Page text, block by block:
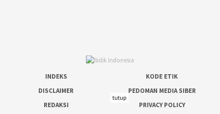
INDEKS
KODE ETIK
DISCLAIMER
PEDOMAN MEDIA SIBER
REDAKSI
PRIVACY POLICY
tutup